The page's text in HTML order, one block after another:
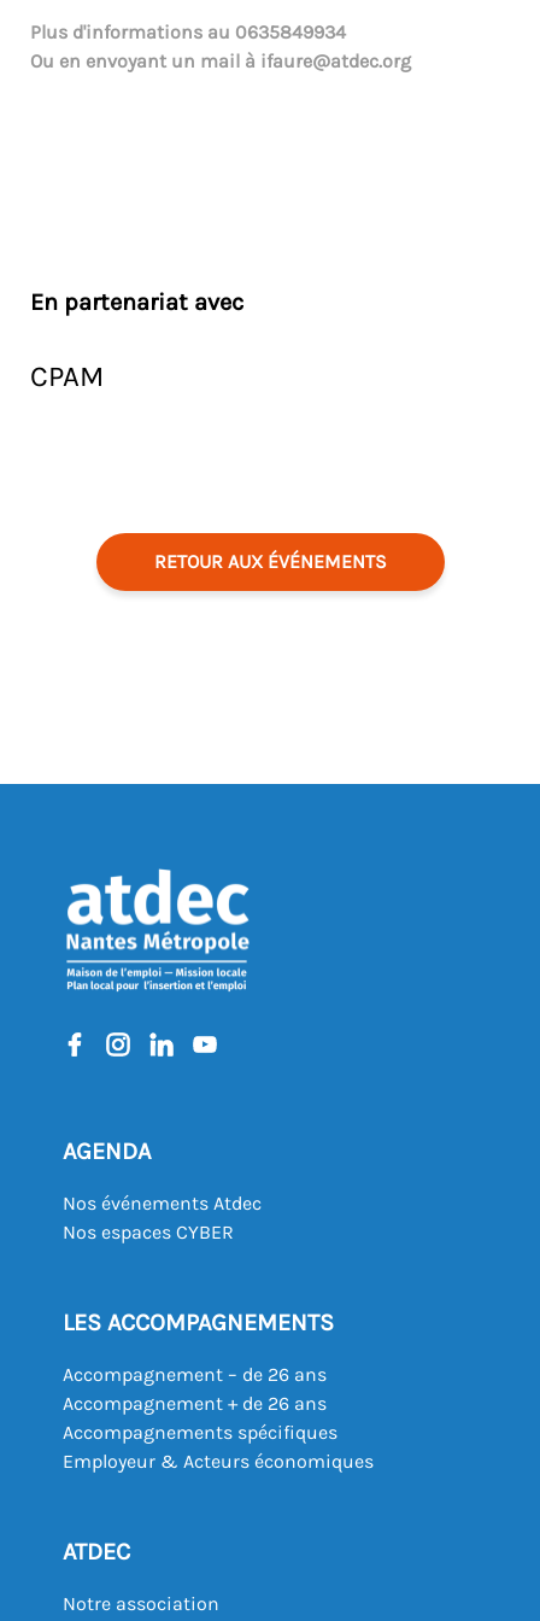
Plus d'informations au 0635849934
Ou en envoyant un mail à ifaure@atdec.org
En partenariat avec
CPAM
RETOUR AUX ÉVÉNEMENTS
AGENDA
Nos événements Atdec
Nos espaces CYBER
LES ACCOMPAGNEMENTS
Accompagnement – de 26 ans
Accompagnement + de 26 ans
Accompagnements spécifiques
Employeur & Acteurs économiques
ATDEC
Notre association